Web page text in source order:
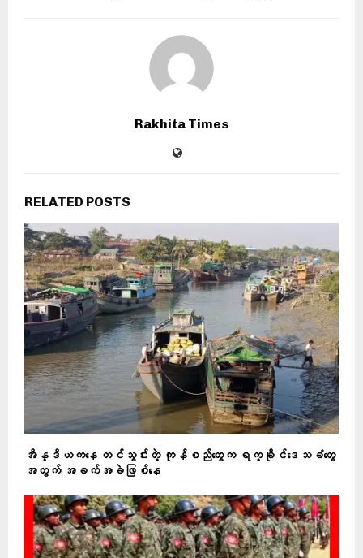
Rakhita Times
RELATED POSTS
အိန္ဒိယကနေ တင်သွင်းတဲ့ ကုန်စည်တွေက ရက္ခိုင်ဒေသခံတွေ
အတွက် အခက်အခဲဖြစ်နေ